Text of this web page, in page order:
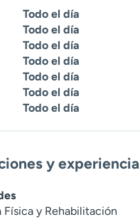
Todo el día
Todo el día
Todo el día
Todo el día
Todo el día
Todo el día
Todo el día
y experiencia
Física y Rehabilitación